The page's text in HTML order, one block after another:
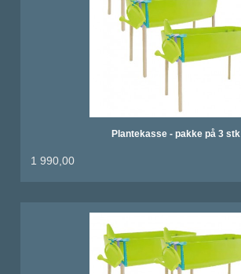
Plantekasse - pakke på 3 stk
1 990,00